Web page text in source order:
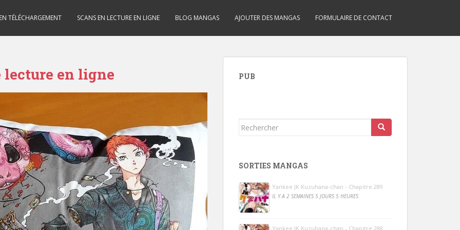
TÉLÉCHARGEMENT SCANS EN LECTURE EN LIGNE BLOG MANGAS AJOUTER DES MANGAS FORMULAIRE DE CONTACT
en ligne PUB
Rechercher...
SORTIES MANGAS
Yankee JK Kuzuhana-chan - Chapitre 289
IL Y A 2 SEMAINES 5 JOURS 5 HEURES
Yankee JK Kuzuhana-chan - Chapitre 288